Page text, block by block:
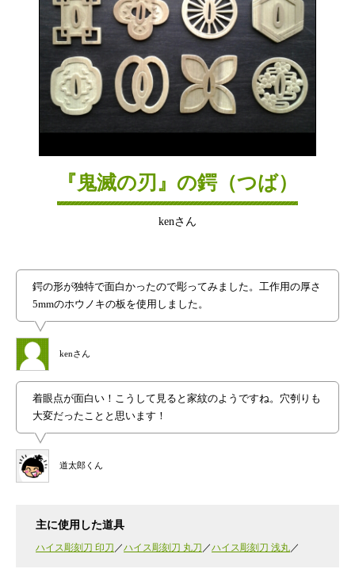
『鬼滅の刃』の鍔（つば）
kenさん
kenさん
鍔の形が独特で面白かったので彫ってみました。工作用の厚さ
5mmのホウノキの板を使用しました。
道太郎くん
着眼点が面白い！こうして見ると家紋のようですね。穴刳りも
大変だったことと思います！
主に使用した道具
ハイス彫刻刀 印刀 ハイス彫刻刀 丸刀 ハイス彫刻刀 浅丸